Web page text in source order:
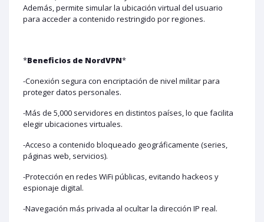
Además, permite simular la ubicación virtual del usuario
para acceder a contenido restringido por regiones.
*Beneficios de NordVPN*
-Conexión segura con encriptación de nivel militar para
proteger datos personales.
-Más de 5,000 servidores en distintos países, lo que facilita
elegir ubicaciones virtuales.
-Acceso a contenido bloqueado geográficamente (series,
páginas web, servicios).
-Protección en redes WiFi públicas, evitando hackeos y
espionaje digital.
-Navegación más privada al ocultar la dirección IP real.